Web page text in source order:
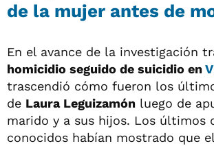
de la mujer antes de
En el avance de la investigación
homicidio seguido de suicidio en
trascendió cómo fueron los
de Laura Leguizamón luego de
marido y a sus hijos. Los últimos
conocidos habían mostrado que